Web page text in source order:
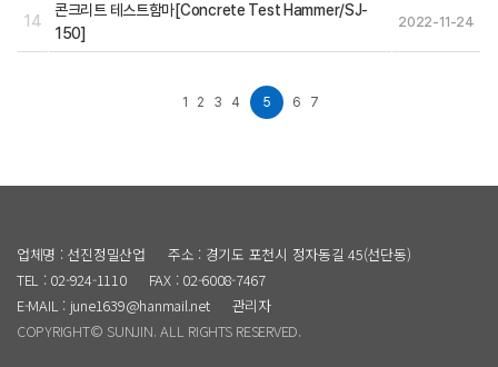
14
콘크리트 테스트함마[Concrete Test Hammer/SJ-
150]
2022-11-24
1 2 3 4 5 6 7
업체명 : 선진정밀산업
주소 : 경기도 포천시 정자동길 45(선단동)
TEL : 02-924-1110
FAX : 02-6008-7467
E-MAIL : june1639@hanmail.net
관리자
COPYRIGHT© SUNJIN. ALL RIGHTS RESERVED.